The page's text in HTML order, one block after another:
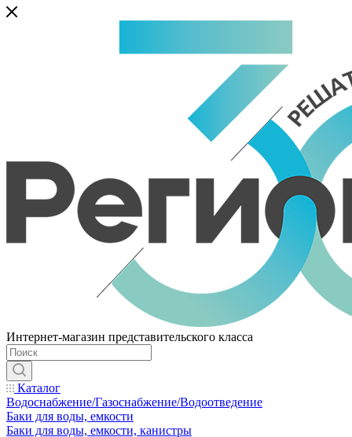
Интернет-магазин представительского класса
Каталог
Водоснабжение/Газоснабжение/Водоотведение
Баки для воды, емкости
Баки для воды, емкости, канистры